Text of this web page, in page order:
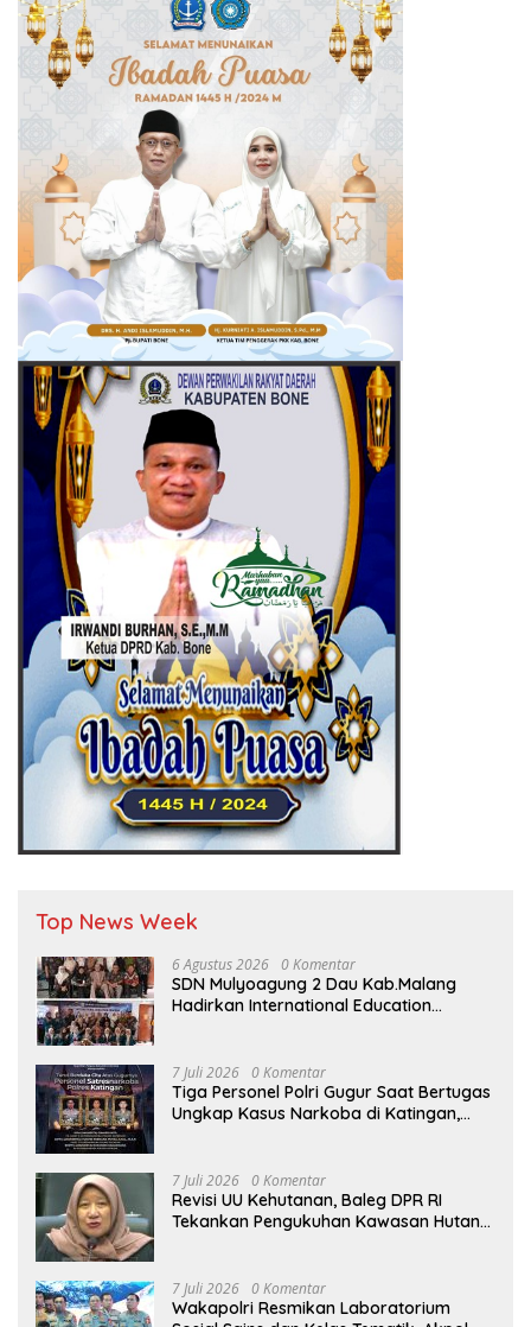
Top News Week
6 Agustus 2026 0 Komentar
SDN Mulyoagung 2 Dau Kab.Malang
Hadirkan International Education
7 Juli 2026 0 Komentar
Tiga Personel Polri Gugur Saat Bertugas
Ungkap Kasus Narkoba di Katingan,
7 Juli 2026 0 Komentar
Revisi UU Kehutanan, Baleg DPR RI
Tekankan Pengukuhan Kawasan Hutan
7 Juli 2026 0 Komentar
Wakapolri Resmikan Laboratorium